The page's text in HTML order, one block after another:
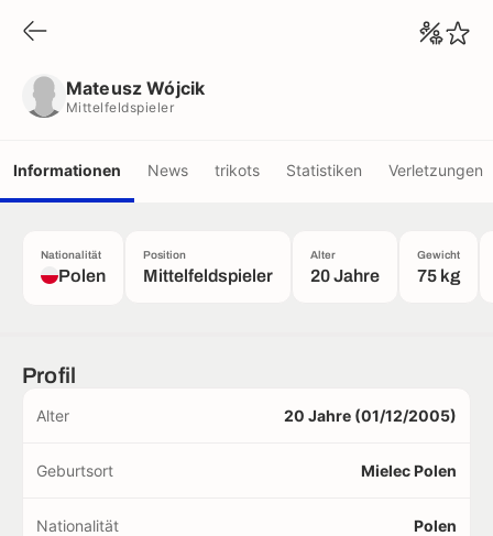
Mateusz Wójcik
Mittelfeldspieler
Informationen News trikots Statistiken Verletzungen
Nationalität
Polen
Position
Mittelfeldspieler
Alter
20 Jahre
Gewicht
75 kg
Profil
Alter 20 Jahre (01/12/2005)
Geburtsort Mielec Polen
Nationalität Polen